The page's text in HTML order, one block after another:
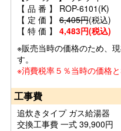
【 品 番 】 ROP-6101(K)
【 定 価 】 6,405円(税込)
【 特 価 】 4,483円(税込)
※販売当時の価格のため、
す。
※消費税率５％当時の価格と
工事費
追炊きタイプ ガス給湯器
交換工事費 一式 39,900円